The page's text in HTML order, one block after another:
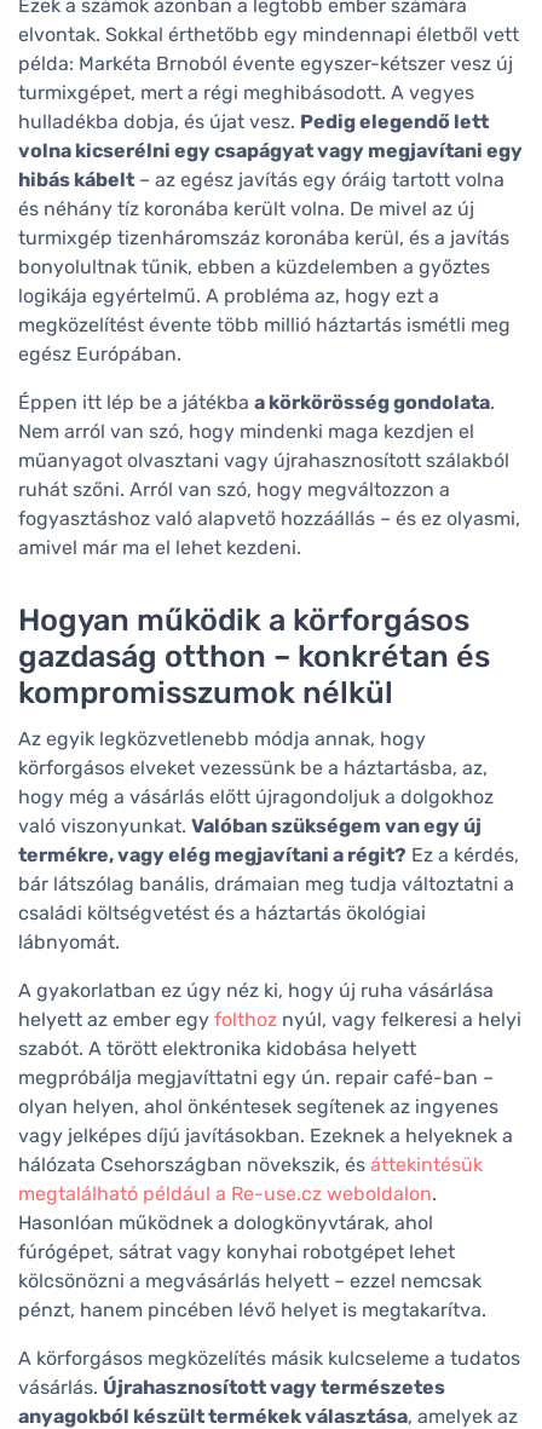
Ezek a számok azonban a legtöbb ember számára
elvontak. Sokkal érthetőbb egy mindennapi életből vett
példa: Markéta Brnoból évente egyszer-kétszer vesz új
turmixgépet, mert a régi meghibásodott. A vegyes
hulladékba dobja, és újat vesz. Pedig elegendő lett
volna kicserélni egy csapágyat vagy megjavítani egy
hibás kábelt – az egész javítás egy óráig tartott volna
és néhány tíz koronába került volna. De mivel az új
turmixgép tizenháromszáz koronába kerül, és a javítás
bonyolultnak tűnik, ebben a küzdelemben a győztes
logikája egyértelmű. A probléma az, hogy ezt a
megközelítést évente több millió háztartás ismétli meg
egész Európában.
Éppen itt lép be a játékba a körkörösség gondolata.
Nem arról van szó, hogy mindenki maga kezdjen el
műanyagot olvasztani vagy újrahasznosított szálakból
ruhát szőni. Arról van szó, hogy megváltozzon a
fogyasztáshoz való alapvető hozzáállás – és ez olyasmi,
amivel már ma el lehet kezdeni.
Hogyan működik a körforgásos
gazdaság otthon – konkrétan és
kompromisszumok nélkül
Az egyik legközvetlenebb módja annak, hogy
körforgásos elveket vezessünk be a háztartásba, az,
hogy még a vásárlás előtt újragondoljuk a dolgokhoz
való viszonyunkat. Valóban szükségem van egy új
termékre, vagy elég megjavítani a régit? Ez a kérdés,
bár látszólag banális, drámaian meg tudja változtatni a
családi költségvetést és a háztartás ökológiai
lábnyomát.
A gyakorlatban ez úgy néz ki, hogy új ruha vásárlása
helyett az ember egy folthoz nyúl, vagy felkeresi a helyi
szabót. A törött elektronika kidobása helyett
megpróbálja megjavíttatni egy ún. repair café-ban –
olyan helyen, ahol önkéntesek segítenek az ingyenes
vagy jelképes díjú javításokban. Ezeknek a helyeknek a
hálózata Csehországban növekszik, és áttekintésük
megtalálható például a Re-use.cz weboldalon.
Hasonlóan működnek a dologkönyvtárak, ahol
fúrógépet, sátrat vagy konyhai robotgépet lehet
kölcsönözni a megvásárlás helyett – ezzel nemcsak
pénzt, hanem pincében lévő helyet is megtakarítva.
A körforgásos megközelítés másik kulcseleme a tudatos
vásárlás. Újrahasznosított vagy természetes
anyagokból készült termékek választása, amelyek az